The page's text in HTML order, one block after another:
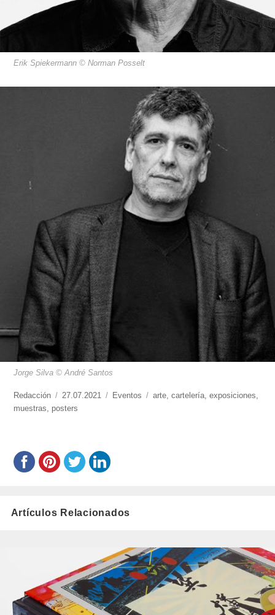
Erik Spiekermann © Norman Posselt
Jorge Silva © André Santos
https://www.experimenta.es/author/redaccion/
Redacción
Publicado
el
27.07.2021 Categorías
Eventos Etiquetas
arte ,cartelería ,exposiciones
muestras
posters
Artículos Relacionados